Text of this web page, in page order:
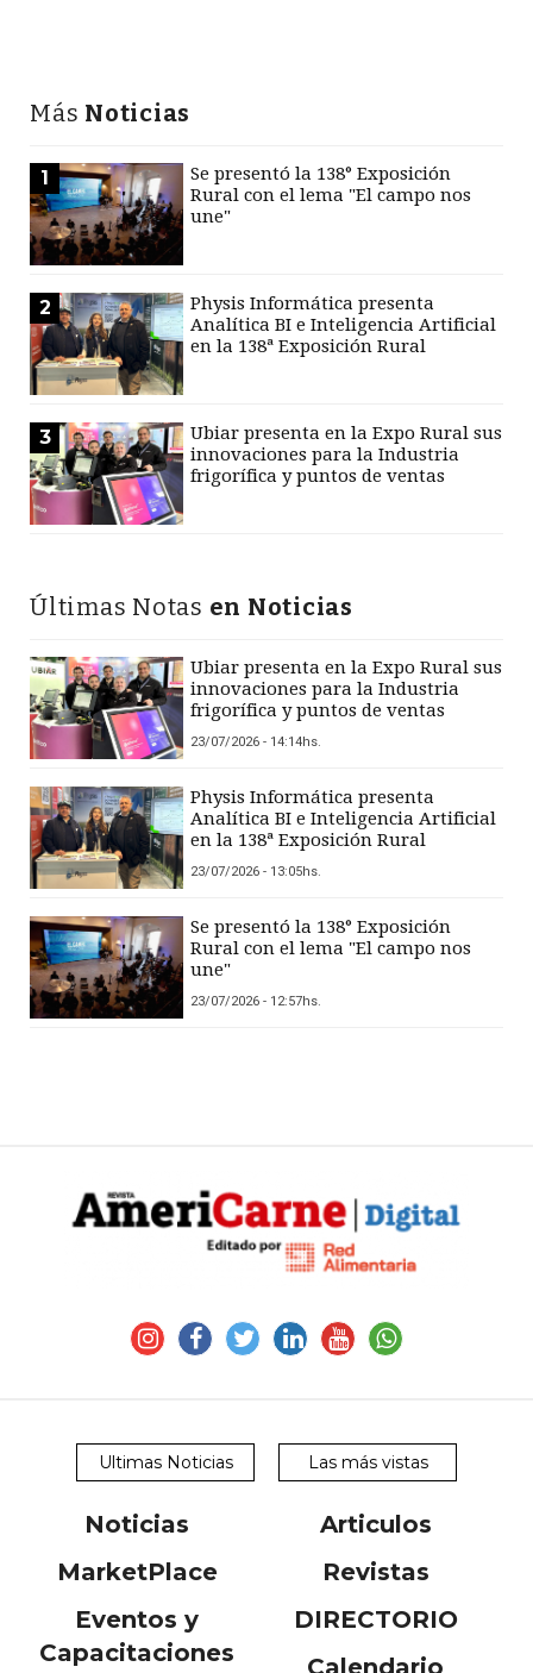
Más Noticias
1
Se presentó la 138° Exposición
Rural con el lema "El campo nos
une"
2
Physis Informática presenta
Analítica BI e Inteligencia Artificial
en la 138ª Exposición Rural
3
Ubiar presenta en la Expo Rural sus
innovaciones para la Industria
frigorífica y puntos de ventas
Últimas Notas en Noticias
Ubiar presenta en la Expo Rural sus
innovaciones para la Industria
frigorífica y puntos de ventas
23/07/2026 - 14:14hs.
Physis Informática presenta
Analítica BI e Inteligencia Artificial
en la 138ª Exposición Rural
23/07/2026 - 13:05hs.
Se presentó la 138° Exposición
Rural con el lema "El campo nos
une"
23/07/2026 - 12:57hs.
Ultimas Noticias Las más vistas
Noticias
Articulos
MarketPlace
Revistas
Eventos y
Capacitaciones
DIRECTORIO
Calendario